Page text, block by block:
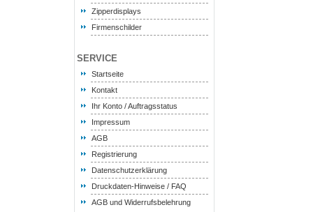
Zipperdisplays
Firmenschilder
SERVICE
Startseite
Kontakt
Ihr Konto / Auftragsstatus
Impressum
AGB
Registrierung
Datenschutzerklärung
Druckdaten-Hinweise / FAQ
AGB und Widerrufsbelehrung